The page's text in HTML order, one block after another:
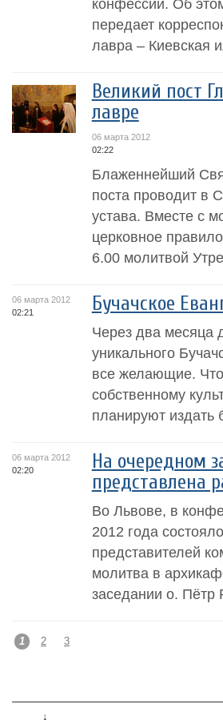
конфессий. Об
передает
лавра – Киевская
Великий пост
лавре
06 марта 2012
02:22
Блаженнейший
поста проводит в
устава. Вместе с
церковное
6.00 молитвой
06 марта 2012
02:21
Бучачское
Через два месяца
уникального
все желающие.
собственному
планируют
06 марта 2012
02:20
На очередном
представлена
Во Львове, в
2012 года
представителей
молитва в
заседании о. Пётр
1 2 3